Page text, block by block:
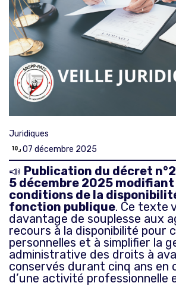
Juridiques
07 décembre 2025
📣 Publication du décret
5 décembre 2025
conditions de la
fonction publique. Ce texte
davantage de souplesse aux
recours à la disponibilité pour
personnelles et à simplifier la
administrative des droits à
conservés durant cinq ans en
d’une activité professionnelle